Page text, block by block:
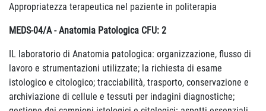
Appropriatezza terapeutica nel paziente in politerapia
MEDS-04/A - Anatomia Patologica CFU: 2
IL laboratorio di Anatomia patologica: organizzazione, flusso di
lavoro e strumentazioni utilizzate; la richiesta di esame
istologico e citologico; tracciabilità, trasporto, conservazione e
archiviazione di cellule e tessuti per indagini diagnostiche;